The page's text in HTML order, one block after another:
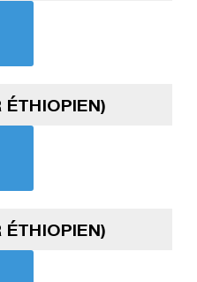
ÉTHIOPIEN)
ÉTHIOPIEN)